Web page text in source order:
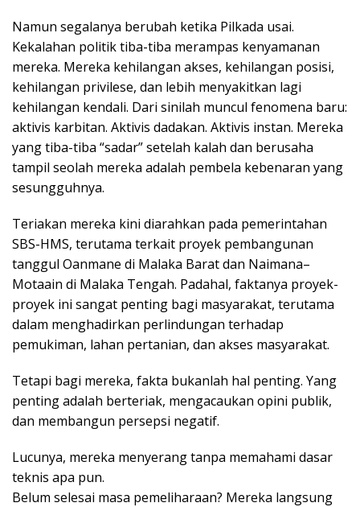
Namun segalanya berubah ketika Pilkada usai.
Kekalahan politik tiba-tiba merampas kenyamanan
mereka. Mereka kehilangan akses, kehilangan posisi,
kehilangan privilese, dan lebih menyakitkan lagi
kehilangan kendali. Dari sinilah muncul fenomena baru:
aktivis karbitan. Aktivis dadakan. Aktivis instan. Mereka
yang tiba-tiba “sadar” setelah kalah dan berusaha
tampil seolah mereka adalah pembela kebenaran yang
sesungguhnya.
Teriakan mereka kini diarahkan pada pemerintahan
SBS-HMS, terutama terkait proyek pembangunan
tanggul Oanmane di Malaka Barat dan Naimana–
Motaain di Malaka Tengah. Padahal, faktanya proyek-
proyek ini sangat penting bagi masyarakat, terutama
dalam menghadirkan perlindungan terhadap
pemukiman, lahan pertanian, dan akses masyarakat.
Tetapi bagi mereka, fakta bukanlah hal penting. Yang
penting adalah berteriak, mengacaukan opini publik,
dan membangun persepsi negatif.
Lucunya, mereka menyerang tanpa memahami dasar
teknis apa pun.
Belum selesai masa pemeliharaan? Mereka langsung